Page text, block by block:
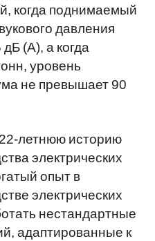
когда поднимаемый
давления
(A), а когда
уровень
не превышает 90
летнюю историю
электрических
опыт в
электрических
нестандартные
адаптированные к